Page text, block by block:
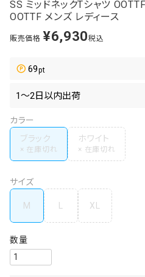
SS ミッドネックTシャツ
OOTTF メンズ レディース
販売価格 ¥6,930税込
69
カラー
ブラック
ホワイト
サイズ
M XL